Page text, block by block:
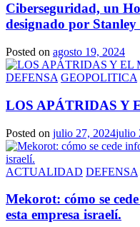
Ciberseguridad, un
designado por
Posted on agosto 19, 2024
DEFENSA GEOPOLITICA
LOS APÁTRIDAS Y
Posted on julio 27, 2024julio
ACTUALIDAD DEFENSA
Mekorot: cómo se
esta empresa israelí.